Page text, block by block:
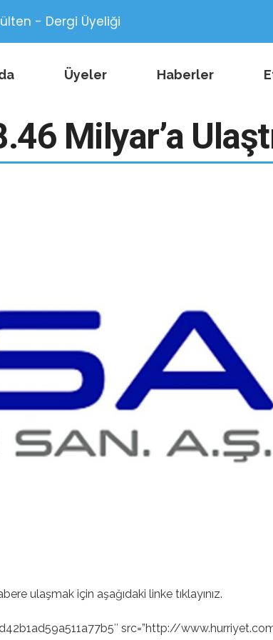
Üyeler Haberler
Milyar’a
ulaşmak için aşağıdaki linke tıklayınız.
src=”http://
- Dergi Üyeliği